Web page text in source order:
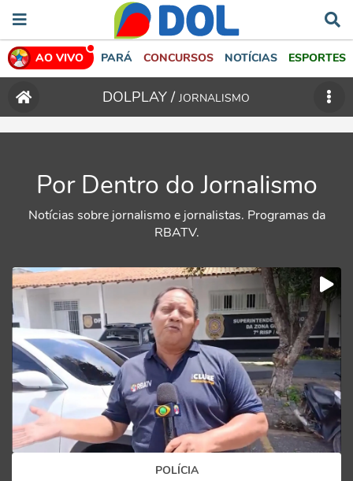
AO VIVO PARÁ CONCURSOS NOTÍCIAS ESPORTES
DOLPLAY /JORNALISMO
Por Dentro do Jornalismo
Notícias sobre jornalismo e jornalistas. Programas da
RBATV.
POLÍCIA